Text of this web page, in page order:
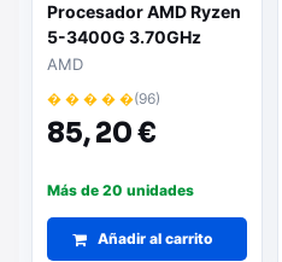
Procesador AMD Ryzen
5-3400G 3.70GHz
Socket AM4
AMD
� � � � �(96)
85,20 €
Más de 20 unidades
Añadir al carrito